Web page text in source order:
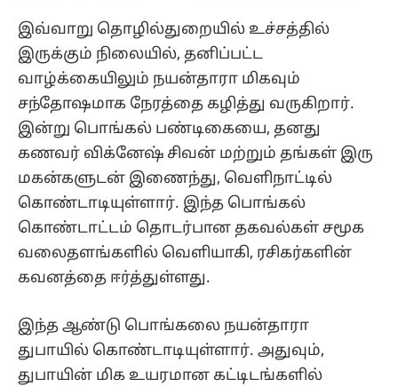
இவ்வாறு தொழில்துறையில் உச்சத்தில்
இருக்கும் நிலையில், தனிப்பட்ட
வாழ்க்கையிலும் நயன்தாரா மிகவும்
சந்தோஷமாக நேரத்தை கழித்து வருகிறார்.
இன்று பொங்கல் பண்டிகையை, தனது
கணவர் விக்னேஷ் சிவன் மற்றும் தங்கள் இரு
மகன்களுடன் இணைந்து, வெளிநாட்டில்
கொண்டாடியுள்ளார். இந்த பொங்கல்
கொண்டாட்டம் தொடர்பான தகவல்கள் சமூக
வலைதளங்களில் வெளியாகி, ரசிகர்களின்
கவனத்தை ஈர்த்துள்ளது.
இந்த ஆண்டு பொங்கலை நயன்தாரா
துபாயில் கொண்டாடியுள்ளார். அதுவும்,
துபாயின் மிக உயரமான கட்டிடங்களில்